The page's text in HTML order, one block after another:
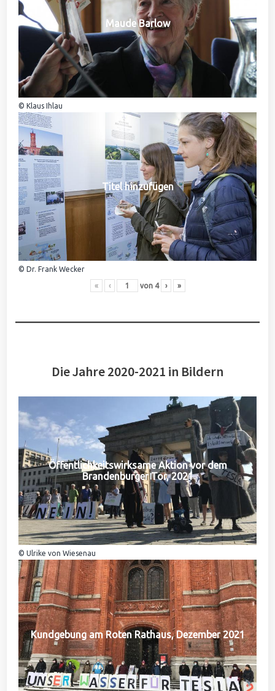
Maude Barlow
© Klaus Ihlau
Titel hinzufügen
© Dr. Frank Wecker
« ‹ von 4 › »
Die Jahre 2020-2021 in Bildern
Öffentlichkeitswirksame Aktion vor dem
Brandenburger Tor, 2021
© Ulrike von Wiesenau
Kundgebung am Roten Rathaus, Dezember 2021